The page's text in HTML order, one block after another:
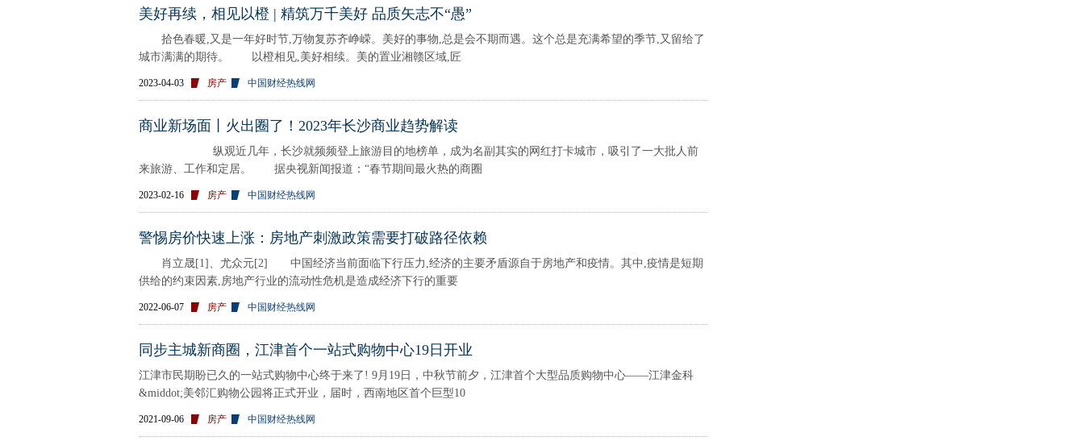
美好再续，相见以橙 | 精筑万千美好 品质矢志不“愚”
拾色春暖,又是一年好时节,万物复苏齐峥嵘。美好的事物,总是会不期而遇。这个总是充满希望的季节,又留给了
城市满满的期待。 以橙相见,美好相续。美的置业湘赣区域,匠
2023-04-03 房产 中国财经热线网
商业新场面丨火出圈了！2023年长沙商业趋势解读
纵观近几年，长沙就频频登上旅游目的地榜单，成为名副其实的网红打卡城市，吸引了一大批人前
来旅游、工作和定居。 据央视新闻报道：“春节期间最火热的商圈
2023-02-16 房产 中国财经热线网
警惕房价快速上涨：房地产刺激政策需要打破路径依赖
肖立晟[1]、尤众元[2] 中国经济当前面临下行压力,经济的主要矛盾源自于房地产和疫情。其中,疫情是短期
供给的约束因素,房地产行业的流动性危机是造成经济下行的重要
2022-06-07 房产 中国财经热线网
同步主城新商圈，江津首个一站式购物中心19日开业
江津市民期盼已久的一站式购物中心终于来了! 9月19日，中秋节前夕，江津首个大型品质购物中心——江津金科
&middot;美邻汇购物公园将正式开业，届时，西南地区首个巨型10
2021-09-06 房产 中国财经热线网